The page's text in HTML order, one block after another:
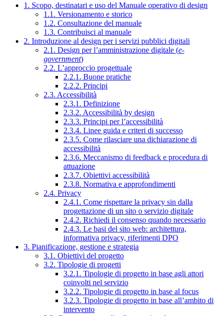
1. Scopo, destinatari e uso del Manuale operativo di design
1.1. Versionamento e storico
1.2. Consultazione del manuale
1.3. Contribuisci al manuale
2. Introduzione al design per i servizi pubblici digitali
2.1. Design per l’amministrazione digitale (e-
government)
2.2. L’approccio progettuale
2.2.1. Buone pratiche
2.2.2. Principi
2.3. Accessibilità
2.3.1. Definizione
2.3.2. Accessibilità by design
2.3.3. Principi per l’accessibilità
2.3.4. Linee guida e criteri di successo
2.3.5. Come rilasciare una dichiarazione di
accessibilità
2.3.6. Meccanismo di feedback e procedura di
attuazione
2.3.7. Obiettivi accessibilità
2.3.8. Normativa e approfondimenti
2.4. Privacy
2.4.1. Come rispettare la privacy sin dalla
progettazione di un sito o servizio digitale
2.4.2. Richiedi il consenso quando necessario
2.4.3. Le basi del sito web: architettura,
informativa privacy, riferimenti DPO
3. Pianificazione, gestione e strategia
3.1. Obiettivi del progetto
3.2. Tipologie di progetti
3.2.1. Tipologie di progetto in base agli attori
coinvolti nel servizio
3.2.2. Tipologie di progetto in base al focus
3.2.3. Tipologie di progetto in base all’ambito di
intervento